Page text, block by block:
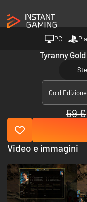
PC
Tyranny
Gold Edizione
59 €
Video e immagini